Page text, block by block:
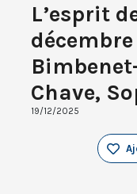
L’esprit
Chave,
19/12/2025